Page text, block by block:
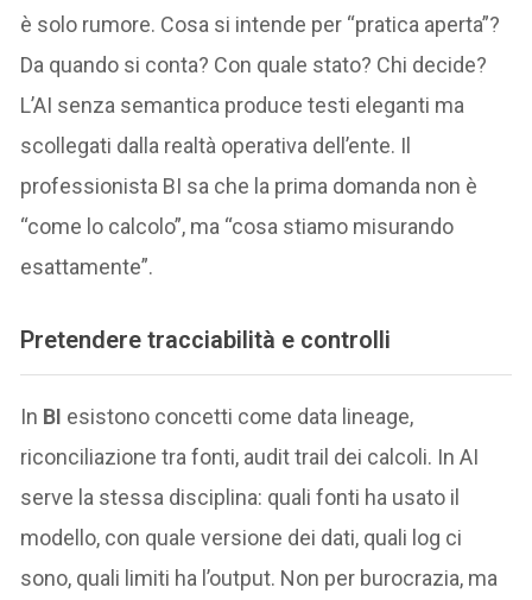
è solo rumore. Cosa si intende per “pratica aperta”?
Da quando si conta? Con quale stato? Chi decide?
L’AI senza semantica produce testi eleganti ma
scollegati dalla realtà operativa dell’ente. Il
professionista BI sa che la prima domanda non è
“come lo calcolo”, ma “cosa stiamo misurando
esattamente”.
Pretendere tracciabilità e controlli
In BI esistono concetti come data lineage,
riconciliazione tra fonti, audit trail dei calcoli. In AI
serve la stessa disciplina: quali fonti ha usato il
modello, con quale versione dei dati, quali log ci
sono, quali limiti ha l’output. Non per burocrazia, ma